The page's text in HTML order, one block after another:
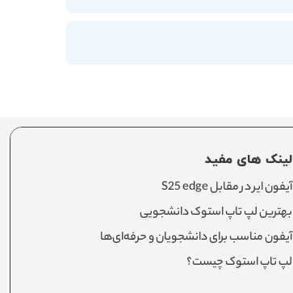
لینک های مفید
آیفون ایر در مقابل S25 edge
بهترین لپ تاپ استوک دانشجویی
آیفون مناسب برای دانشجویان و حرفه‌ای‌ها
لپ تاپ استوک چیست؟